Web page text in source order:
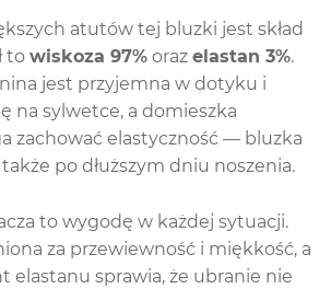
atutów tej bluzki jest skład
to wiskoza 97% oraz elastan 3%.
jest przyjemna w dotyku i
na sylwetce, a domieszka
zachować elastyczność — bluzka
po dłuższym dniu noszenia.
to wygodę w każdej sytuacji.
za przewiewność i miękkość, a
elastanu sprawia, że ubranie nie